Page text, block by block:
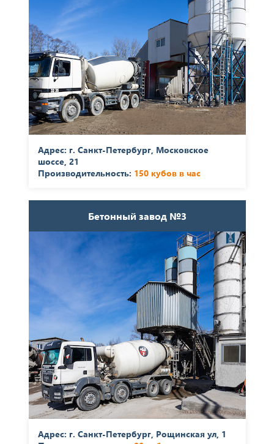
Адрес: г. Санкт-Петербург, Московское
шоссе, 21
Производительность: 150 кубов в час
Бетонный завод №3
Адрес: г. Санкт-Петербург, Рощинская ул, 1